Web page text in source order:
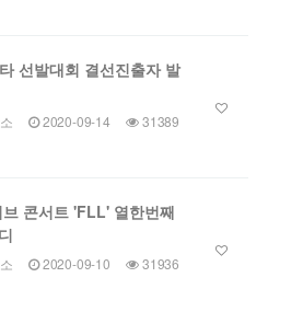
선발대회 결선진출자 발
2020-09-14 31389
콘서트 'FLL' 열한번째
2020-09-10 31936